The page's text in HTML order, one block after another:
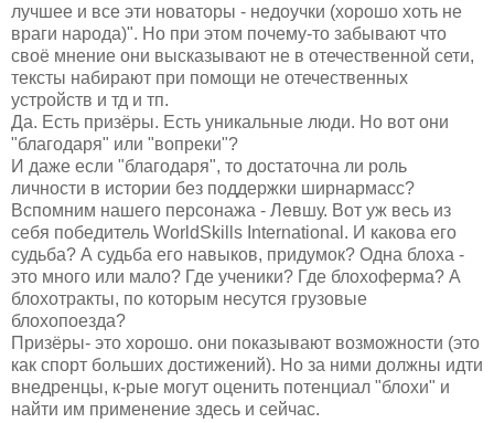
лучшее и все эти новаторы - недоучки (хорошо хоть не
враги народа)". Но при этом почему-то забывают что
своё мнение они высказывают не в отечественной сети,
тексты набирают при помощи не отечественных
устройств и тд и тп.
Да. Есть призёры. Есть уникальные люди. Но вот они
"благодаря" или "вопреки"?
И даже если "благодаря", то достаточна ли роль
личности в истории без поддержки ширнармасс?
Вспомним нашего персонажа - Левшу. Вот уж весь из
себя победитель WorldSkills International. И какова его
судьба? А судьба его навыков, придумок? Одна блоха -
это много или мало? Где ученики? Где блохоферма? А
блохотракты, по которым несутся грузовые
блохопоезда?
Призёры- это хорошо. они показывают возможности (это
как спорт больших достижений). Но за ними должны идти
внедренцы, к-рые могут оценить потенциал "блохи" и
найти им применение здесь и сейчас.